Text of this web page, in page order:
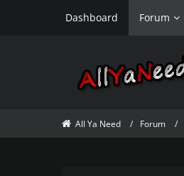
Dashboard Forum
All Ya Need Forum